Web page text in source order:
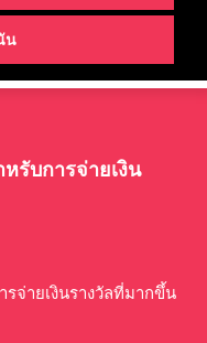
น
รับการจ่ายเงิน
จ่ายเงินรางวัลที่มากขึ้น